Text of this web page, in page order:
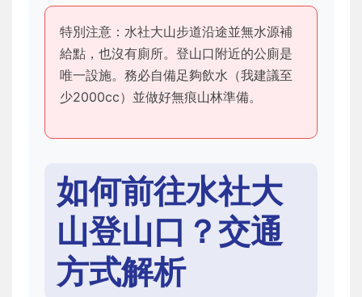
特別注意：水社大山步道沿途並無水源補
給點，也沒有廁所。登山口附近的公廁是
唯一設施。務必自備足夠飲水（我建議至
少2000cc）並做好無痕山林準備。
如何前往水社大
山登山口？交通
方式解析